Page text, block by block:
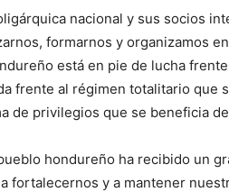
nacional y sus socios
formarnos y organizamos
está en pie de lucha
frente al régimen totalitario que
de privilegios que se beneficia
hondureño ha recibido un
fortalecernos y a mantener